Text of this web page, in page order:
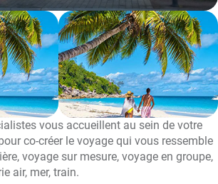
vous accueillent au sein de votre
co-créer le voyage qui vous ressemble
voyage sur mesure, voyage en groupe,
air, mer, train.